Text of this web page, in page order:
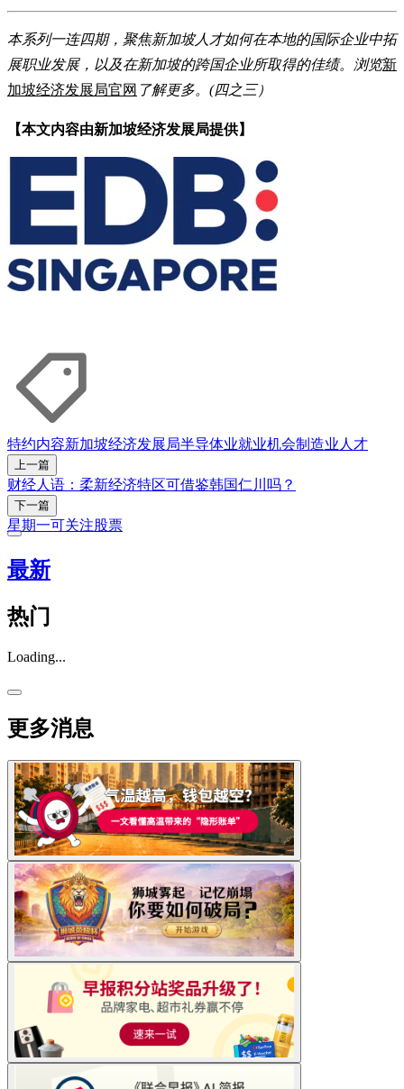
本系列一连四期，聚焦新加坡人才如何在本地的国际企业中拓
展职业发展，以及在新加坡的跨国企业所取得的佳绩。浏览新
加坡经济发展局官网 了解更多。(四之三）
【本文内容由新加坡经济发展局提供】
特约内容新加坡经济发展局半导体业就业机会制造业 人才
上一篇
财经人语：柔新经济特区可借鉴韩国仁川吗？
下一篇
星期一可关注股票
最新
热门
Loading...
更多消息